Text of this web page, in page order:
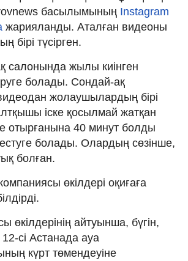
басылымының Instagram
жарияланды. Аталған видеоны
бірі түсірген.
салонында жылы киінген
болады. Сондай-ақ
жолаушылардың бірі
іске қосылмай жатқан
отырғанына 40 минут болды
болады. Олардың сөзінше,
болған.
өкілдері оқиғаға
өкілдерінің айтуынша, бүгін,
сі Астанада ауа
күрт төмендеуіне